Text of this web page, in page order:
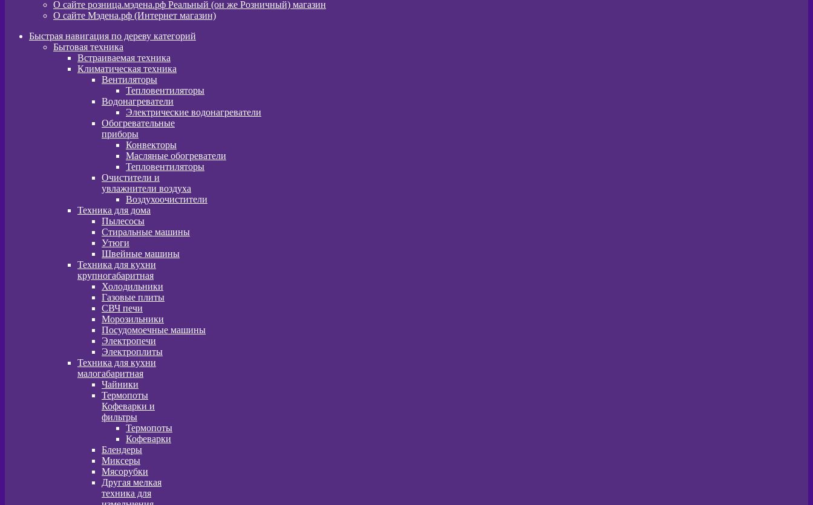
О сайте розница.мэдена.рф Реальный (он же Розничный) магазин
О сайте Мэдена.рф (Интернет магазин)
Быстрая навигация по дереву категорий
Бытовая техника
Встраиваемая техника
Климатическая техника
Вентиляторы
Тепловентиляторы
Водонагреватели
Электрические водонагреватели
Обогревательные
приборы
Конвекторы
Масляные обогреватели
Тепловентиляторы
Очистители и
увлажнители воздуха
Воздухоочистители
Техника для дома
Пылeсосы
Стиральные машины
Утюги
Швейные машины
Техника для кухни
крупногабаритная
Холодильники
Газовые плиты
СВЧ печи
Морозильники
Посудомоечные машины
Электропечи
Электроплиты
Техника для кухни
малогабаритная
Чайники
Термопоты
Кофеварки и
фильтры
Термопоты
Кофеварки
Блендеры
Миксеры
Мясорубки
Другая мелкая
техника для